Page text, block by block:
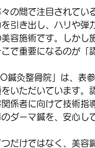
の間で注目されてい
引き出し、ハリや弾
容施術です。しかし
で重要になるのが「
灸整骨院」は、表
いただいています。
係者に向けて技術指
ダーマ鍼を、安心し
だけではなく、美容